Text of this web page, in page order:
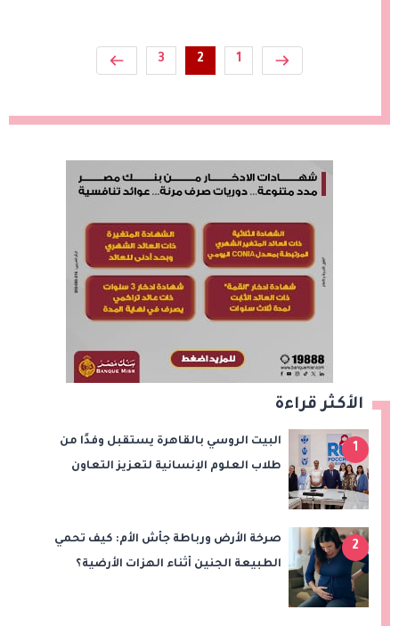
1
2
3
الأكثر قراءة
1
البيت الروسي بالقاهرة يستقبل وفدًا من
طلاب العلوم الإنسانية لتعزيز التعاون
2
صرخة الأرض ورباطة جأش الأم: كيف تحمي
الطبيعة الجنين أثناء الهزات الأرضية؟